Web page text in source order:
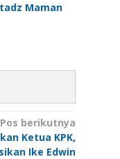
Maman
Pos berikutnya
Ketua KPK,
Ike Edwin